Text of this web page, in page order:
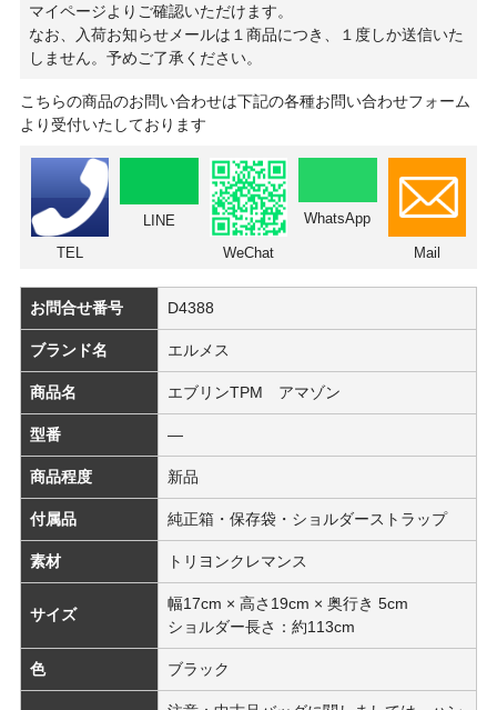
マイページよりご確認いただけます。
なお、入荷お知らせメールは１商品につき、１度しか送信いた
しません。予めご了承ください。
こちらの商品のお問い合わせは下記の各種お問い合わせフォーム
より受付いたしております
TEL
LINE
WeChat
WhatsApp
Mail
お問合せ番号 D4388
ブランド名 エルメス
商品名 エブリンTPM アマゾン
型番 ―
商品程度 新品
付属品 純正箱・保存袋・ショルダーストラップ
素材 トリヨンクレマンス
サイズ
幅17cm × 高さ19cm × 奥行き 5cm
ショルダー長さ：約113cm
色 ブラック